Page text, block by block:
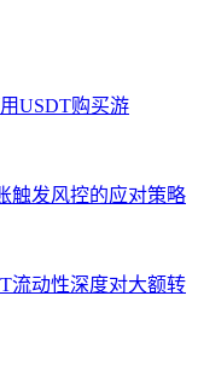
USDT购买游
触发风控的应对策略
流动性深度对大额转